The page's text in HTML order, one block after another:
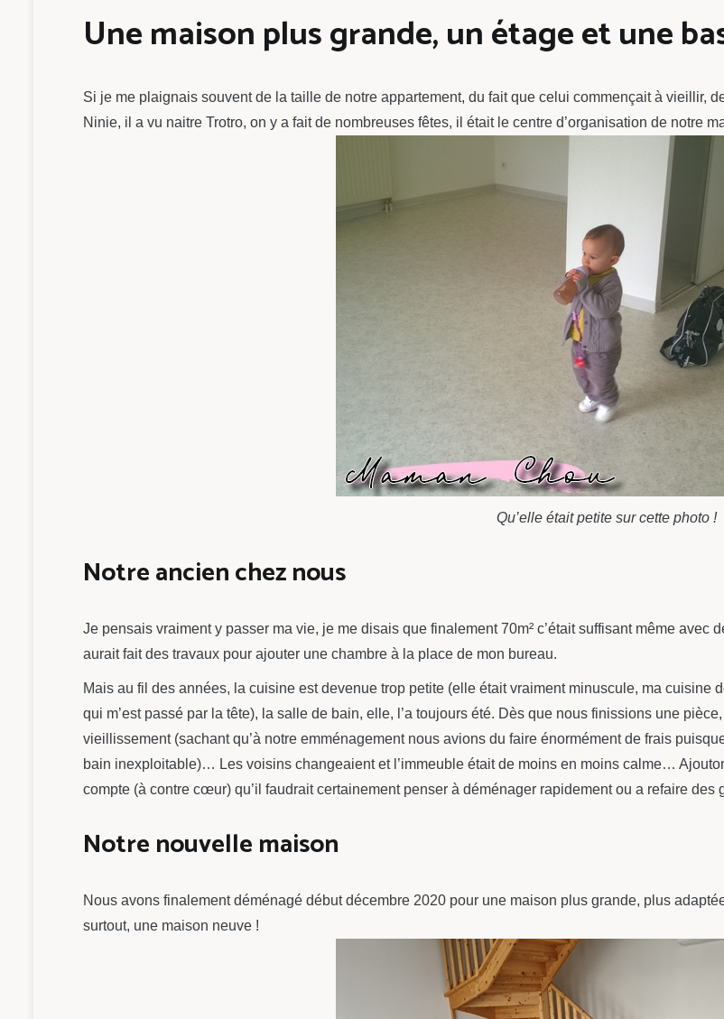
Une maison plus grande, un étage et une
Si je me plaignais souvent de la taille de notre appartement, du fait que celui commençait à vieillir,
Ninie, il a vu naitre Trotro, on y a fait de nombreuses fêtes, il était le centre d’organisation de notre
Qu’elle était petite sur cette photo !
Notre ancien chez nous
Je pensais vraiment y passer ma vie, je me disais que finalement 70m² c’était suffisant même avec
aurait fait des travaux pour ajouter une chambre à la place de mon bureau.
Mais au fil des années, la cuisine est devenue trop petite (elle était vraiment minuscule, ma cuisine
qui m’est passé par la tête), la salle de bain, elle, l’a toujours été. Dès que nous finissions une
vieillissement (sachant qu’à notre emménagement nous avions du faire énormément de frais
bain inexploitable)… Les voisins changeaient et l’immeuble était de moins en moins calme…
compte (à contre cœur) qu’il faudrait certainement penser à déménager rapidement ou a refaire
Notre nouvelle maison
Nous avons finalement déménagé début décembre 2020 pour une maison plus grande, plus
surtout, une maison neuve !